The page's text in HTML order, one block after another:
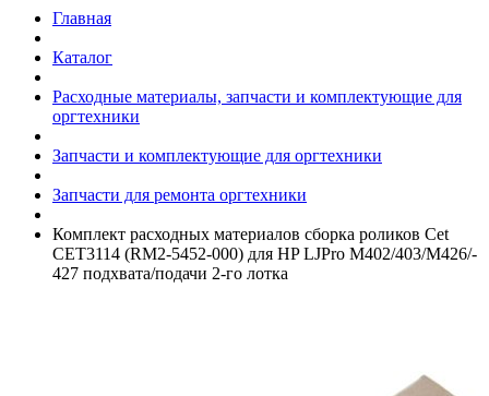
Главная
Каталог
Расходные материалы, запчасти и комплектующие для
оргтехники
Запчасти и комплектующие для оргтехники
Запчасти для ремонта оргтехники
Комплект расходных материалов сборка роликов Cet
CET3114 (RM2-5452-000) для HP LJPro M402/­403/­M426/­
427 подхвата/­подачи 2-го лотка